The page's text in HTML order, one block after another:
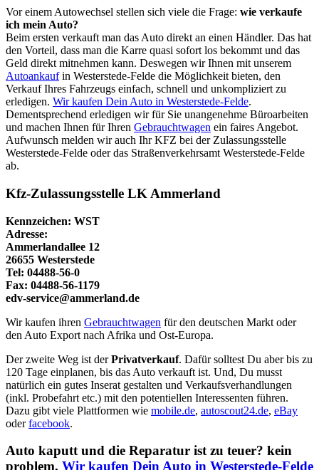
Vor einem Autowechsel stellen sich viele die Frage: wie verkaufe
ich mein Auto?
Beim ersten verkauft man das Auto direkt an einen Händler. Das hat
den Vorteil, dass man die Karre quasi sofort los bekommt und das
Geld direkt mitnehmen kann. Deswegen wir Ihnen mit unserem
Autoankaufin Westerstede-Felde die Möglichkeit bieten, den
Verkauf Ihres Fahrzeugs einfach, schnell und unkompliziert zu
erledigen. Wir kaufen Dein Auto in Westerstede-Felde.
Dementsprechend erledigen wir für Sie unangenehme Büroarbeiten
und machen Ihnen für Ihren Gebrauchtwagen ein faires Angebot.
Aufwunsch melden wir auch Ihr KFZ bei der Zulassungsstelle
Westerstede-Felde oder das Straßenverkehrsamt Westerstede-Felde
ab.
Kfz-Zulassungsstelle LK Ammerland
Kennzeichen: WST
Adresse:
Ammerlandallee 12
26655 Westerstede
Tel: 04488-56-0
Fax: 04488-56-1179
edv-service@ammerland.de
Wir kaufen ihren Gebrauchtwagen für den deutschen Markt oder
den Auto Export nach Afrika und Ost-Europa.
Der zweite Weg ist derPrivatverkauf. Dafür solltest Du aber bis zu
120 Tage einplanen, bis das Auto verkauft ist. Und, Du musst
natürlich ein gutes Inserat gestalten und Verkaufsverhandlungen
(inkl. Probefahrt etc.) mit den potentiellen Interessenten führen.
Dazu gibt viele Plattformen wie mobile.de, autoscout24.de, eBay
oderfacebook.
Auto kaputt und die Reparatur ist zu teuer? kein
problem, Wir kaufen Dein Auto in Westerstede-Felde